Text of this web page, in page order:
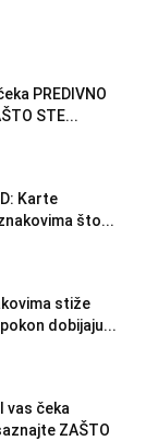
PREDIVNO
STE...
Karte
što...
stiže
dobijaju...
vas čeka
ZAŠTO